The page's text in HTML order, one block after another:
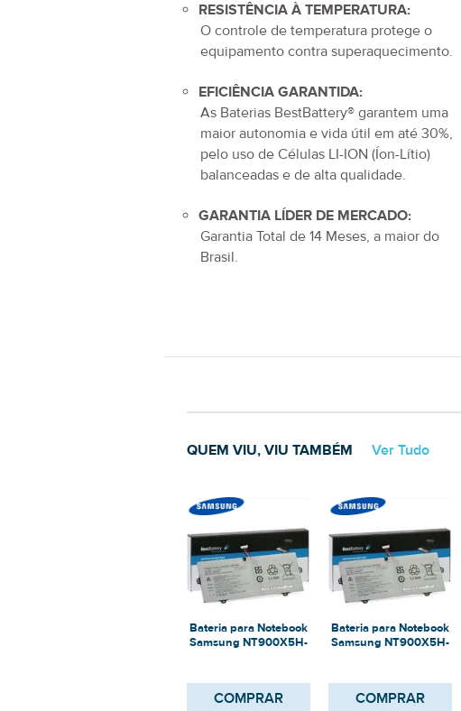
RESISTÊNCIA À TEMPERATURA:
O controle de temperatura protege o
equipamento contra superaquecimento.
EFICIÊNCIA GARANTIDA:
As Baterias BestBattery® garantem uma
maior autonomia e vida útil em até 30%,
pelo uso de Células LI-ION (Íon-Lítio)
balanceadas e de alta qualidade.
GARANTIA LÍDER DE MERCADO:
Garantia Total de 14 Meses, a maior do
Brasil.
Ver Tudo
QUEM VIU, VIU TAMBÉM
Bateria para Notebook
Samsung NT900X5H-
COMPRAR
Bateria para Notebook
Samsung NT900X5H-
COMPRAR